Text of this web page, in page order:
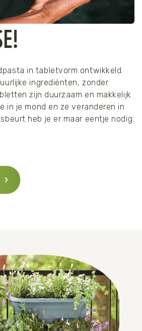
in tabletvorm ontwikkeld.
ingrediënten, zonder
zijn duurzaam en makkelijk
in je mond en ze veranderen in
heb je er maar eentje nodig.